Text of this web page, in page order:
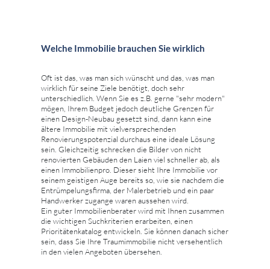
Welche Immobilie brauchen Sie wirklich
Oft ist das, was man sich wünscht und das, was man
wirklich für seine Ziele benötigt, doch sehr
unterschiedlich. Wenn Sie es z.B. gerne "sehr modern"
mögen, Ihrem Budget jedoch deutliche Grenzen für
einen Design-Neubau gesetzt sind, dann kann eine
ältere Immobilie mit vielversprechenden
Renovierungspotenzial durchaus eine ideale Lösung
sein. Gleichzeitig schrecken die Bilder von nicht
renovierten Gebäuden den Laien viel schneller ab, als
einen Immobilienpro. Dieser sieht Ihre Immobilie vor
seinem geistigen Auge bereits so, wie sie nachdem die
Entrümpelungsfirma, der Malerbetrieb und ein paar
Handwerker zugange waren aussehen wird.
Ein guter Immobilienberater wird mit Ihnen zusammen
die wichtigen Suchkriterien erarbeiten, einen
Prioritätenkatalog entwickeln. Sie können danach sicher
sein, dass Sie Ihre Traumimmobilie nicht versehentlich
in den vielen Angeboten übersehen.